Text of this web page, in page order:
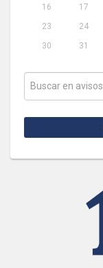
16
17
23
24
30
31